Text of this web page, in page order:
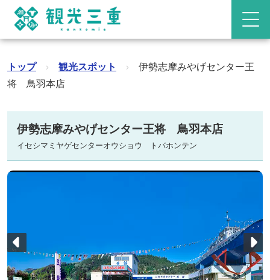
トップ › 観光スポット ›
伊勢志摩みやげセンター王
将 鳥羽本店
伊勢志摩みやげセンター王将 鳥羽本店
イセシマミヤゲセンターオウショウ トバホンテン